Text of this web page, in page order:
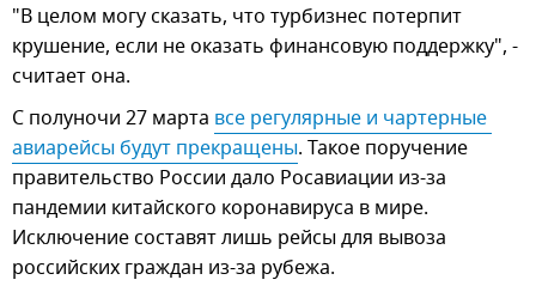
"В целом могу сказать, что турбизнес потерпит
крушение, если не оказать финансовую поддержку", -
считает она.
С полуночи 27 марта все регулярные и чартерные
авиарейсы будут прекращены. Такое поручение
правительство России дало Росавиации из-за
пандемии китайского коронавируса в мире.
Исключение составят лишь рейсы для вывоза
российских граждан из-за рубежа.